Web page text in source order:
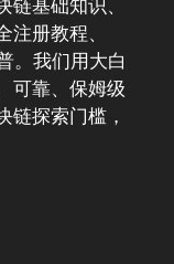
基础知识、
册教程、
。我们用大白
可靠、保姆级
链探索门槛，